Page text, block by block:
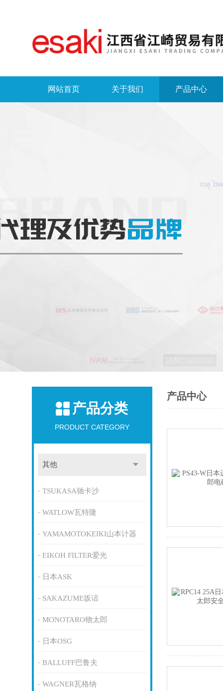
网站首页 关于我们 产品中心
产品分类
PRODUCT CATEGORY
其他
TSUKASA驰卡沙
WATLOW瓦特隆
YAMAMOTOKEIKI山本计器
EIKOH FILTER爱光
日本ASK
SAKAZUME坂诘
MONOTARO物太郎
日本OSG
BALLUFF巴鲁夫
WAGNER瓦格纳
产品中心